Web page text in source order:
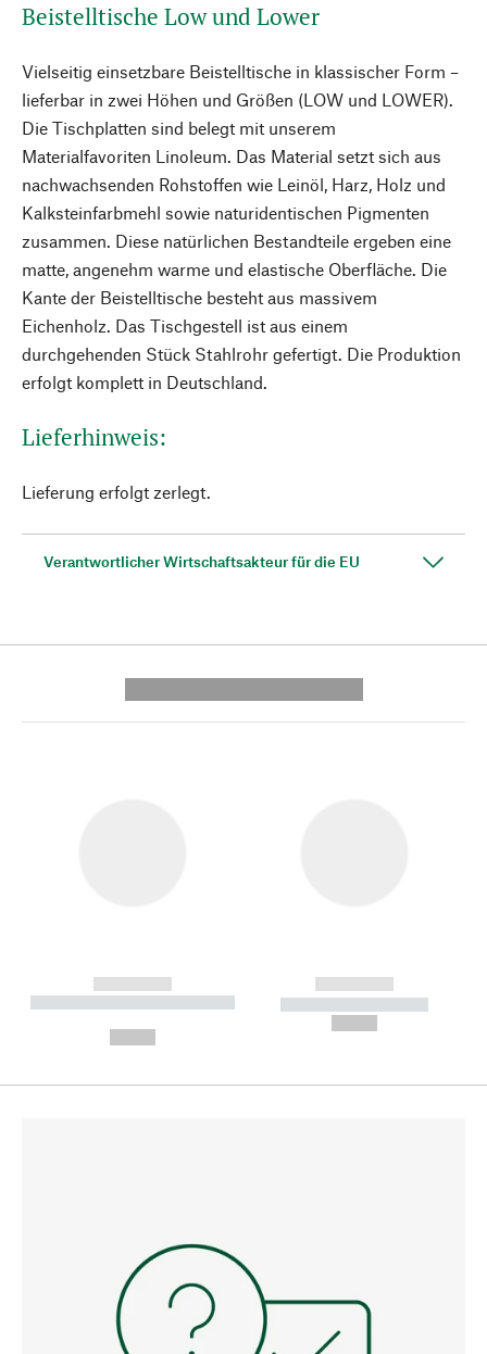
Beistelltische Low und Lower
Vielseitig einsetzbare Beistelltische in klassischer Form –
lieferbar in zwei Höhen und Größen (LOW und LOWER).
Die Tischplatten sind belegt mit unserem
Materialfavoriten Linoleum. Das Material setzt sich aus
nachwachsenden Rohstoffen wie Leinöl, Harz, Holz und
Kalksteinfarbmehl sowie naturidentischen Pigmenten
zusammen. Diese natürlichen Bestandteile ergeben eine
matte, angenehm warme und elastische Oberfläche. Die
Kante der Beistelltische besteht aus massivem
Eichenholz. Das Tischgestell ist aus einem
durchgehenden Stück Stahlrohr gefertigt. Die Produktion
erfolgt komplett in Deutschland.
Lieferhinweis:
Lieferung erfolgt zerlegt.
Verantwortlicher Wirtschaftsakteur für die EU
------------
----------- ----------- --------
------------
----------- -----------